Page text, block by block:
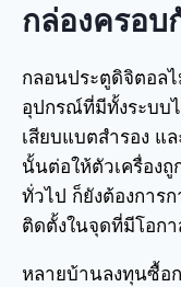
กล่องครอบ
กลอนประตูดิจิตอล
อุปกรณ์ที่มีทั้งระบบ
เสียบแบตสำรอง แ
นั้นต่อให้ตัวเครื่อง
ทั่วไป ก็ยังต้องการ
ติดตั้งในจุดที่มีโอก
หลายบ้านลงทุนซื้อ